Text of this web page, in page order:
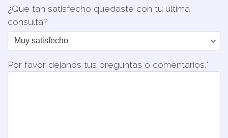
¿Qué tan satisfecho quedaste con tu última
consulta?
Por favor déjanos tus preguntas o comentarios.*